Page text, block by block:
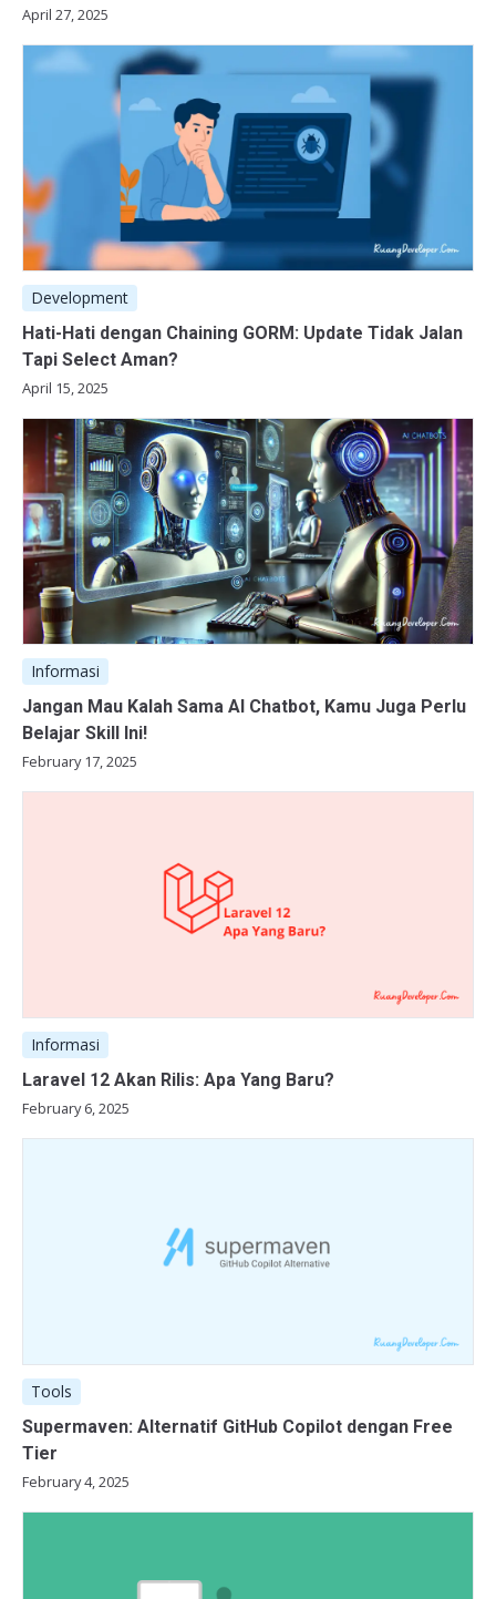
April 27, 2025
Development
Hati-Hati dengan Chaining GORM: Update Tidak Jalan
Tapi Select Aman?
April 15, 2025
Informasi
Jangan Mau Kalah Sama AI Chatbot, Kamu Juga Perlu
Belajar Skill Ini!
February 17, 2025
Informasi
Laravel 12 Akan Rilis: Apa Yang Baru?
February 6, 2025
Tools
Supermaven: Alternatif GitHub Copilot dengan Free
Tier
February 4, 2025